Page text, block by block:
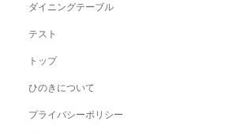
ダイニングテーブル
テスト
トップ
ひのきについて
プライバシーポリシー